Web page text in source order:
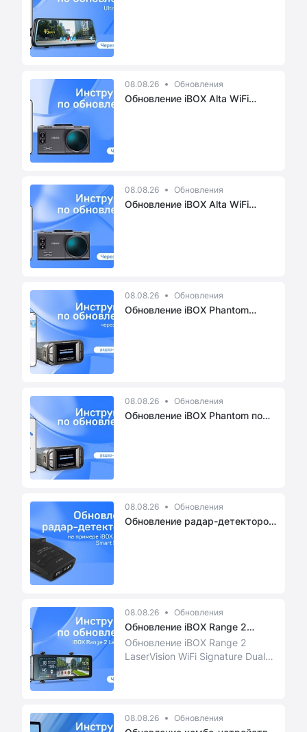
08.08.26 Обновления
Обновление iBOX Alta WiFi
08.08.26 Обновления
Обновление iBOX Alta WiFi
08.08.26 Обновления
Обновление iBOX Phantom
08.08.26 Обновления
Обновление iBOX Phantom по
08.08.26 Обновления
Обновление радар-детекторов
08.08.26 Обновления
Обновление iBOX Range 2
LaserVis...
Обновление iBOX Range 2
LaserVision WiFi Signature Dual
08.08.26 Обновления